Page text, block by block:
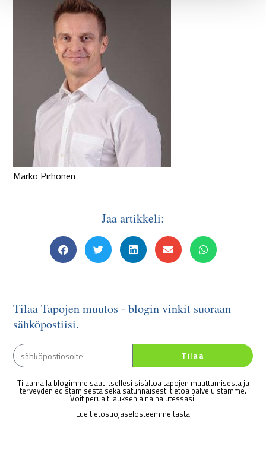
Marko Pirhonen
Jaa artikkeli:
Tilaa Tapojen muutos - blogin vinkit suoraan
sähköpostiisi.
Tilaa
Tilaamalla blogimme saat itsellesi sisältöä tapojen muuttamisesta ja
terveyden edistämisestä sekä satunnaisesti tietoa palveluistamme.
Voit perua tilauksen aina halutessasi.
Lue tietosuojaselosteemme tästä